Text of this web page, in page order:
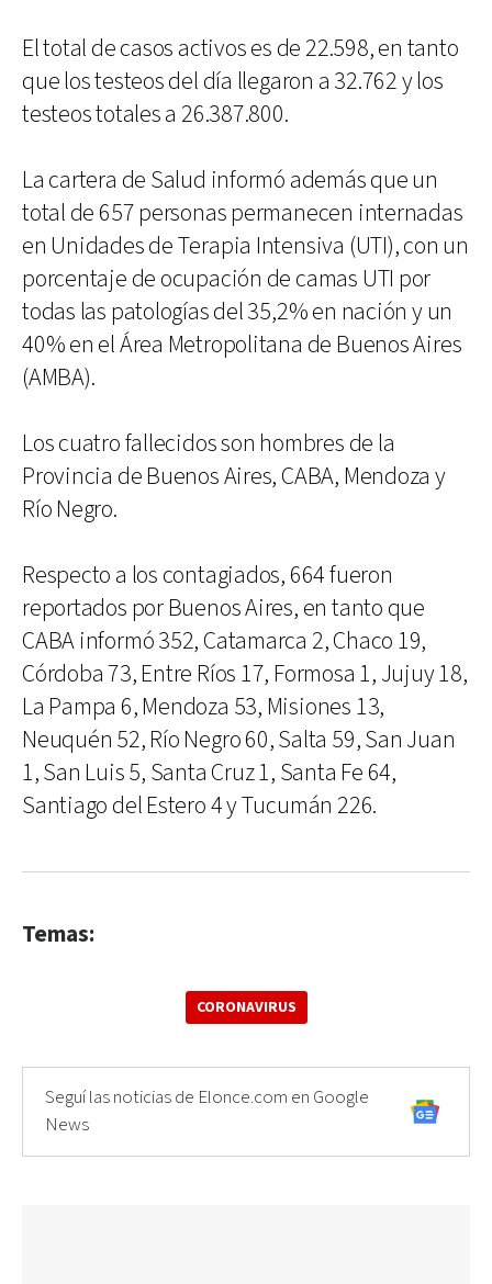
El total de casos activos es de 22.598, en tanto
que los testeos del día llegaron a 32.762 y los
testeos totales a 26.387.800.
La cartera de Salud informó además que un
total de 657 personas permanecen internadas
en Unidades de Terapia Intensiva (UTI), con un
porcentaje de ocupación de camas UTI por
todas las patologías del 35,2% en nación y un
40% en el Área Metropolitana de Buenos Aires
(AMBA).
Los cuatro fallecidos son hombres de la
Provincia de Buenos Aires, CABA, Mendoza y
Río Negro.
Respecto a los contagiados, 664 fueron
reportados por Buenos Aires, en tanto que
CABA informó 352, Catamarca 2, Chaco 19,
Córdoba 73, Entre Ríos 17, Formosa 1, Jujuy 18,
La Pampa 6, Mendoza 53, Misiones 13,
Neuquén 52, Río Negro 60, Salta 59, San Juan
1, San Luis 5, Santa Cruz 1, Santa Fe 64,
Santiago del Estero 4 y Tucumán 226.
Temas:
CORONAVIRUS
Seguí las noticias de Elonce.com en Google
News